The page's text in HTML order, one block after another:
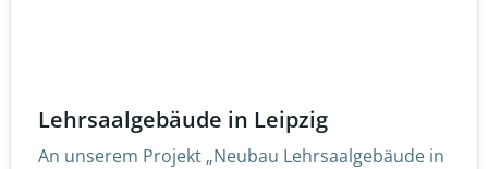
Lehrsaalgebäude in Leipzig
An unserem Projekt „Neubau Lehrsaalgebäude in